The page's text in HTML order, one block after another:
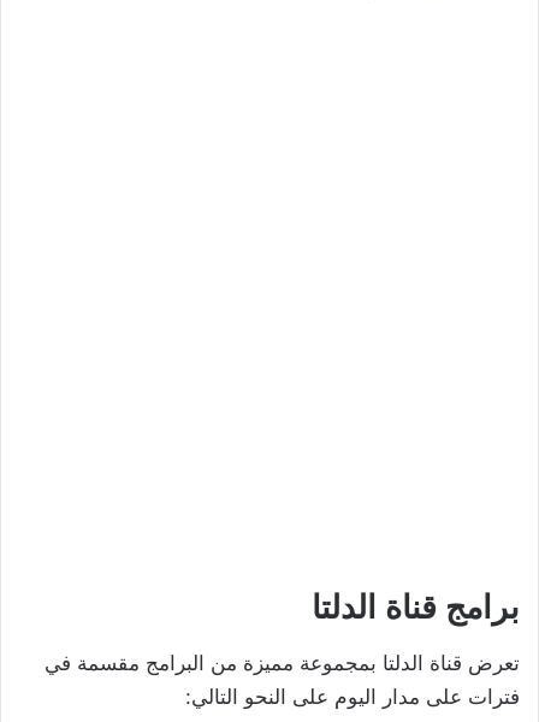
برامج قناة الدلتا
تعرض قناة الدلتا بمجموعة مميزة من البرامج مقسمة في
فترات على مدار اليوم على النحو التالي: